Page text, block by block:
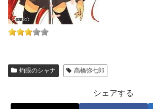
灼眼のシャナ 高橋弥七郎
シェアする